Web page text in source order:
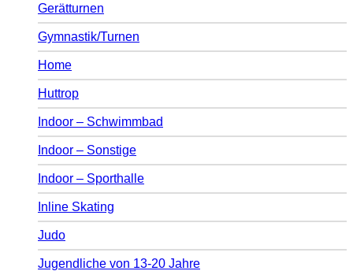
Gerätturnen
Gymnastik/Turnen
Home
Huttrop
Indoor – Schwimmbad
Indoor – Sonstige
Indoor – Sporthalle
Inline Skating
Judo
Jugendliche von 13-20 Jahre